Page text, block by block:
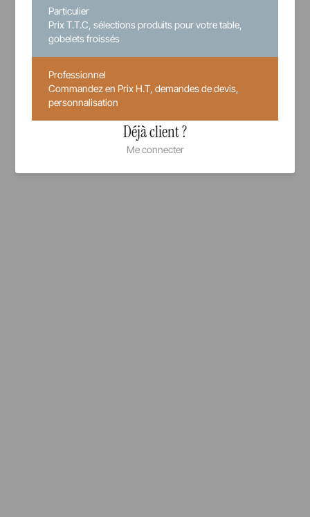
Particulier
Prix T.T.C, sélections produits pour votre table,
gobelets froissés
Professionnel
Commandez en Prix H.T, demandes de devis,
personnalisation
Déjà client ?
Me connecter